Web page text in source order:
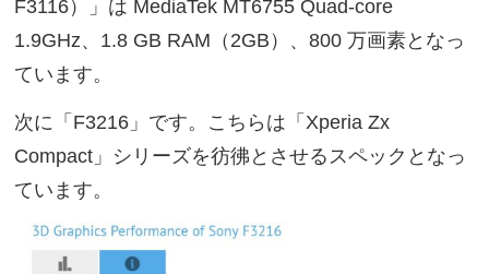
F3116）」は MediaTek MT6755 Quad-core
1.9GHz、1.8 GB RAM（2GB）、800 万画素となっ
ています。
次に「F3216」です。こちらは「Xperia Zx
Compact」シリーズを彷彿とさせるスペックとなっ
ています。